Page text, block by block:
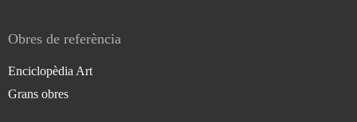
Obres de referència
Enciclopèdia Art
Grans obres